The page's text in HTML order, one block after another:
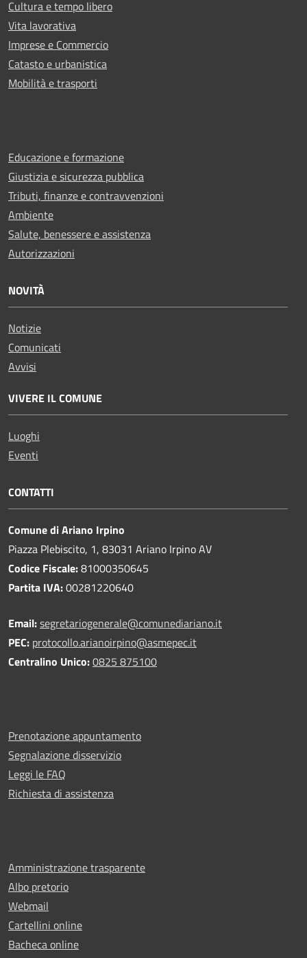
Cultura e tempo libero
Vita lavorativa
Imprese e Commercio
Catasto e urbanistica
Mobilità e trasporti
Educazione e formazione
Giustizia e sicurezza pubblica
Tributi, finanze e contravvenzioni
Ambiente
Salute, benessere e assistenza
Autorizzazioni
NOVITÀ
Notizie
Comunicati
Avvisi
VIVERE IL COMUNE
Luoghi
Eventi
CONTATTI
Comune di Ariano Irpino
Piazza Plebiscito, 1, 83031 Ariano Irpino AV
Codice Fiscale:81000350645
Partita IVA:00281220640
Email:segretariogenerale@comunediariano.it
PEC: protocollo.arianoirpino@asmepec.it
Centralino Unico:0825 875100
Prenotazione appuntamento
Segnalazione disservizio
Leggi le FAQ
Richiesta di assistenza
Amministrazione trasparente
Albo pretorio
Webmail
Cartellini online
Bacheca online